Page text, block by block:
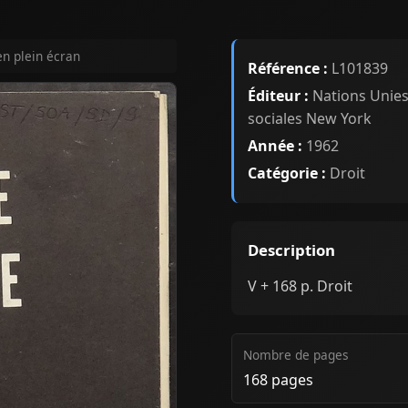
plein écran
Référence : L101839
Éditeur : Nations
sociales New York
Année : 1962
Catégorie : Droit
Description
V + 168 p. Droit
Nombre de pages
168 pages